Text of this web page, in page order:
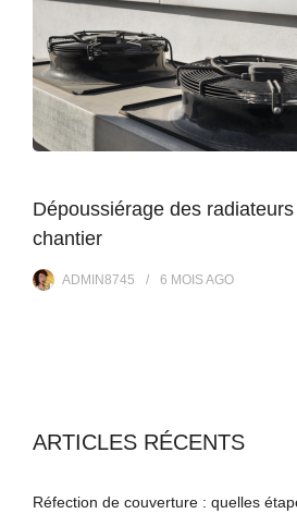
Dépoussiérage des
chantier
ADMIN8745 6 MOISAGO
ARTICLES RÉCENTS
Réfection de couverture : quelles